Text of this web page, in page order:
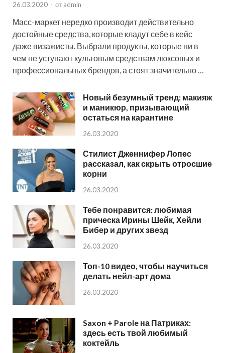
26.03.2020 - от admin
Масс-маркет нередко производит действительно
достойные средства, которые кладут себе в кейс
даже визажисты. Выбрали продукты, которые ни в
чем не уступают культовым средствам люксовых и
профессиональных брендов, а стоят значительно …
Новый безумный тренд: макияж
и маникюр, призывающий
остаться на карантине
26.03.2020
Стилист Дженнифер Лопес
рассказал, как скрыть отросшие
корни
26.03.2020
Тебе понравится: любимая
прическа Ирины Шейк, Хейли
Бибер и других звезд
26.03.2020
Топ-10 видео, чтобы научиться
делать нейл-арт дома
26.03.2020
Saxon + Parole на Патриках:
здесь есть твой любимый
коктейль